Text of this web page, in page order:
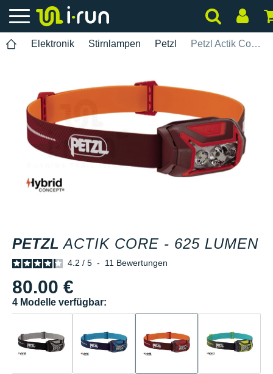
Elektronik Stirnlampen Petzl Petzl Actik Core - 625 Lumen
PETZL ACTIK CORE - 625 LUMEN
4.2 / 5 - 11 Bewertungen
80.00 €
4 Modelle verfügbar: